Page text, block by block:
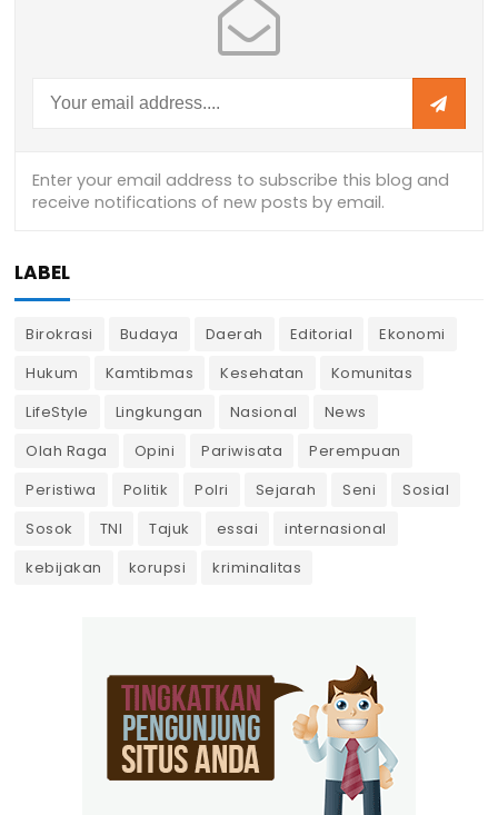
LABEL
Birokrasi Budaya Daerah Editorial
Ekonomi
Hukum
Kamtibmas Kesehatan
Komunitas
LifeStyle
Lingkungan Nasional
News
Olah Raga
Opini Pariwisata
Perempuan
Peristiwa
Politik Polri Sejarah Seni
Sosial
Sosok
TNI Tajuk essai
internasional
kebijakan
korupsi kriminalitas